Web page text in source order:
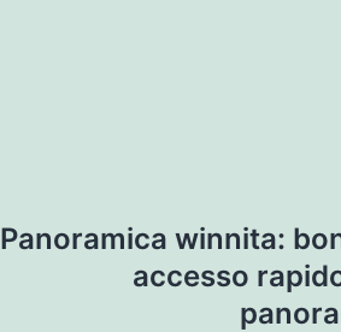
Panoramica winnita:
accesso